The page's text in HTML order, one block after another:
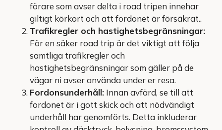
förare som avser delta i road tripen innehar
giltigt körkort och att fordonet är försäkrat..
Trafikregler och hastighetsbegränsningar:
För en säker road trip är det viktigt att följa
samtliga trafikregler och
hastighetsbegränsningar som gäller på de
vägar ni avser använda under er resa.
Fordonsunderhåll: Innan avfärd, se till att
fordonet är i gott skick och att nödvändigt
underhåll har genomförts. Detta inkluderar